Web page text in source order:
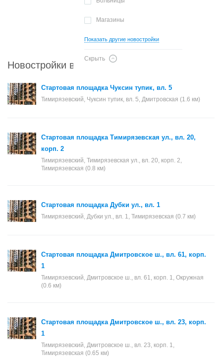
Магазины
Показать другие новостройки
Скрыть
Новостройки в районе Тимирязевский
Стартовая площадка Чуксин тупик, вл. 5
Тимирязевский, Чуксин тупик, вл. 5, Дмитровская (1.6 км)
Стартовая площадка Тимирязевская ул., вл. 20,
корп. 2
Тимирязевский, Тимирязевская ул., вл. 20, корп. 2,
Тимирязевская (0.8 км)
Стартовая площадка Дубки ул., вл. 1
Тимирязевский, Дубки ул., вл. 1, Тимирязевская (0.7 км)
Стартовая площадка Дмитровское ш., вл. 61, корп.
1
Тимирязевский, Дмитровское ш., вл. 61, корп. 1, Окружная
(0.6 км)
Стартовая площадка Дмитровское ш., вл. 23, корп.
1
Тимирязевский, Дмитровское ш., вл. 23, корп. 1,
Тимирязевская (0.65 км)